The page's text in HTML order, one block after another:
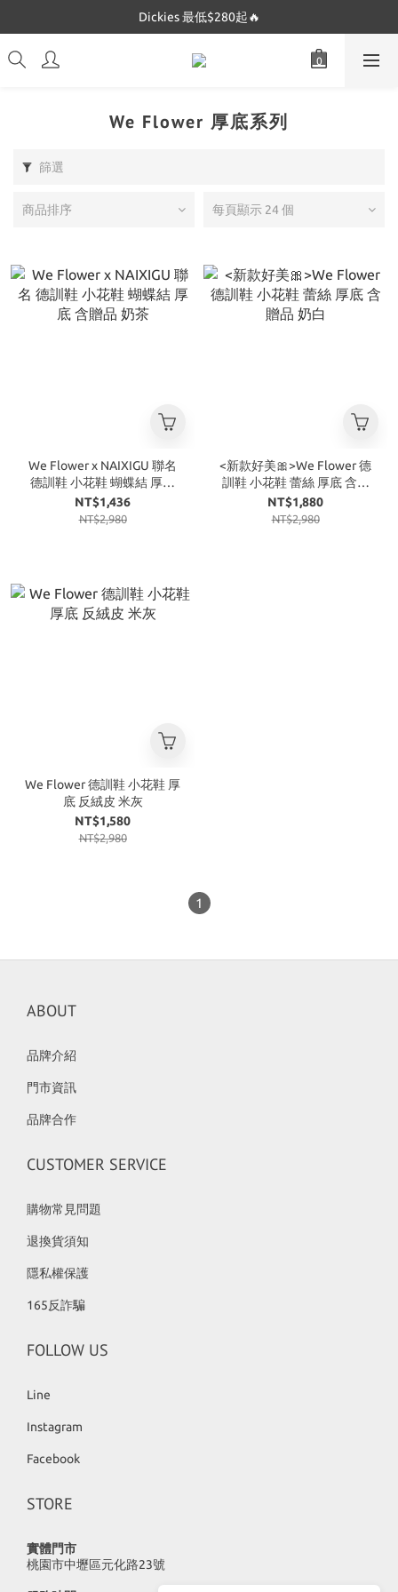
Dickies 最低$280起🔥
Dickies 最低$280起🔥
Mucent 全網最低🔥
We Flower 厚底系列
篩選
商品排序 每頁顯示 24 個
We Flower x NAIXIGU 聯名
德訓鞋 小花鞋 蝴蝶結 厚底
含贈品 奶茶
NT$1,436
NT$2,980
<新款好美🎀>We Flower 德
訓鞋 小花鞋 蕾絲 厚底 含贈
品 奶白
NT$1,880
NT$2,980
We Flower 德訓鞋 小花鞋 厚
底 反絨皮 米灰
NT$1,580
NT$2,980
1
ABOUT
品牌介紹
門市資訊
品牌合作
CUSTOMER SERVICE
購物常見問題
退換貨須知
隱私權保護
165反詐騙
FOLLOW US
Line
Instagram
Facebook
STORE
實體門市
桃園市中壢區元化路23號